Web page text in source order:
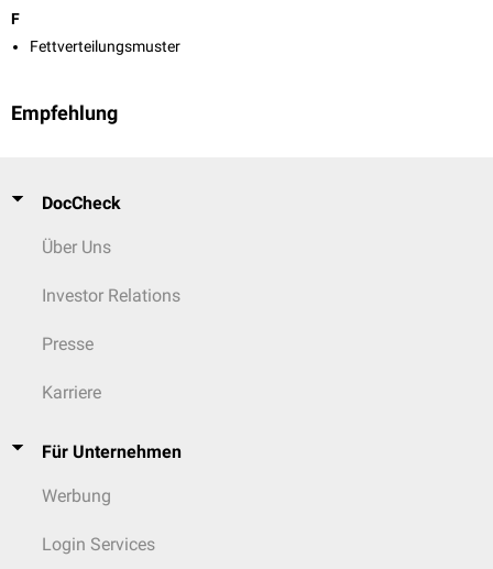
F
Fettverteilungsmuster
Empfehlung
DocCheck
Über Uns
Investor Relations
Presse
Karriere
Für Unternehmen
Werbung
Login Services